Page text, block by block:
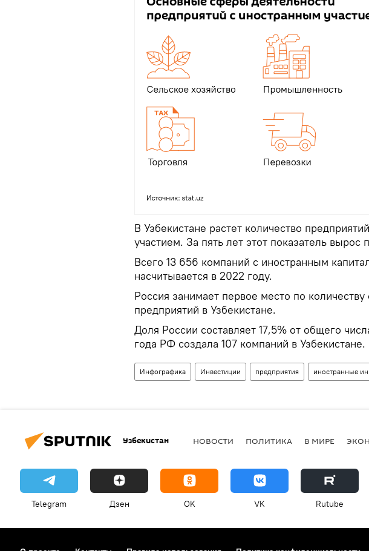
В Узбекистане растет количество
участием. За пять лет этот показатель вырос
Всего 13 656 компаний с иностранным
насчитывается в 2022 году.
Россия занимает первое место по
предприятий в Узбекистане.
Доля России составляет 17,5% от общего
года РФ создала 107 компаний в Узбекистане.
Инфографика Инвестиции предприятия иностранные
Узбекистан НОВОСТИ ПОЛИТИКА В МИРЕ
Telegram Дзен OK VK Rutube